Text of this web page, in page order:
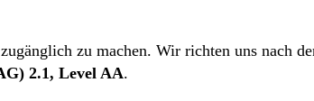
zu machen. Wir richten uns nach
2.1, Level AA.